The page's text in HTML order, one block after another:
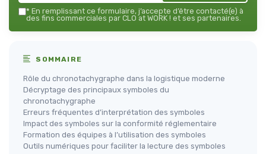
* En remplissant ce formulaire, j’accepte d’être contacté(e) à
des fins commerciales par CLO at WORK ! et ses partenaires.
SOMMAIRE
Rôle du chronotachygraphe dans la logistique moderne
Décryptage des principaux symboles du
chronotachygraphe
Erreurs fréquentes d’interprétation des symboles
Impact des symboles sur la conformité réglementaire
Formation des équipes à l’utilisation des symboles
Outils numériques pour faciliter la lecture des symboles